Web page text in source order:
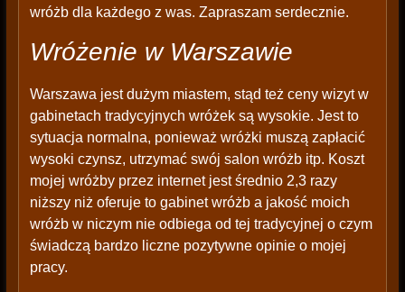
wróżb dla każdego z was. Zapraszam serdecznie.
Wróżenie w Warszawie
Warszawa jest dużym miastem, stąd też ceny wizyt w
gabinetach tradycyjnych wróżek są wysokie. Jest to
sytuacja normalna, ponieważ wróżki muszą zapłacić
wysoki czynsz, utrzymać swój salon wróżb itp. Koszt
mojej wróżby przez internet jest średnio 2,3 razy
niższy niż oferuje to gabinet wróżb a jakość moich
wróżb w niczym nie odbiega od tej tradycyjnej o czym
świadczą bardzo liczne pozytywne opinie o mojej
pracy.